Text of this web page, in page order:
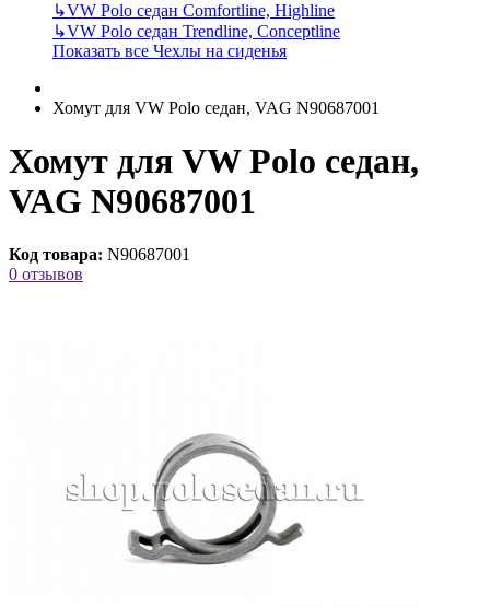
↳VW Polo седан Comfortline, Highline
↳VW Polo седан Trendline, Conceptline
Показать все Чехлы на сиденья
Хомут для VW Polo седан, VAG N90687001
Хомут для VW Polo седан,
VAG N90687001
Код товара: N90687001
0 отзывов